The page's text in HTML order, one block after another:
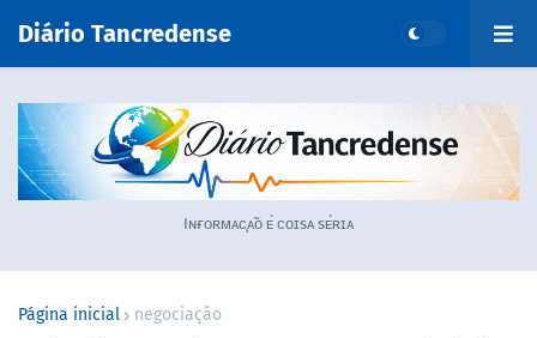
Diário Tancredense
Iɴғᴏʀᴍᴀᴄ̧ᴀ̃ᴏ ᴇ́ ᴄᴏɪsᴀ sᴇ́ʀɪᴀ
Página inicial negociação